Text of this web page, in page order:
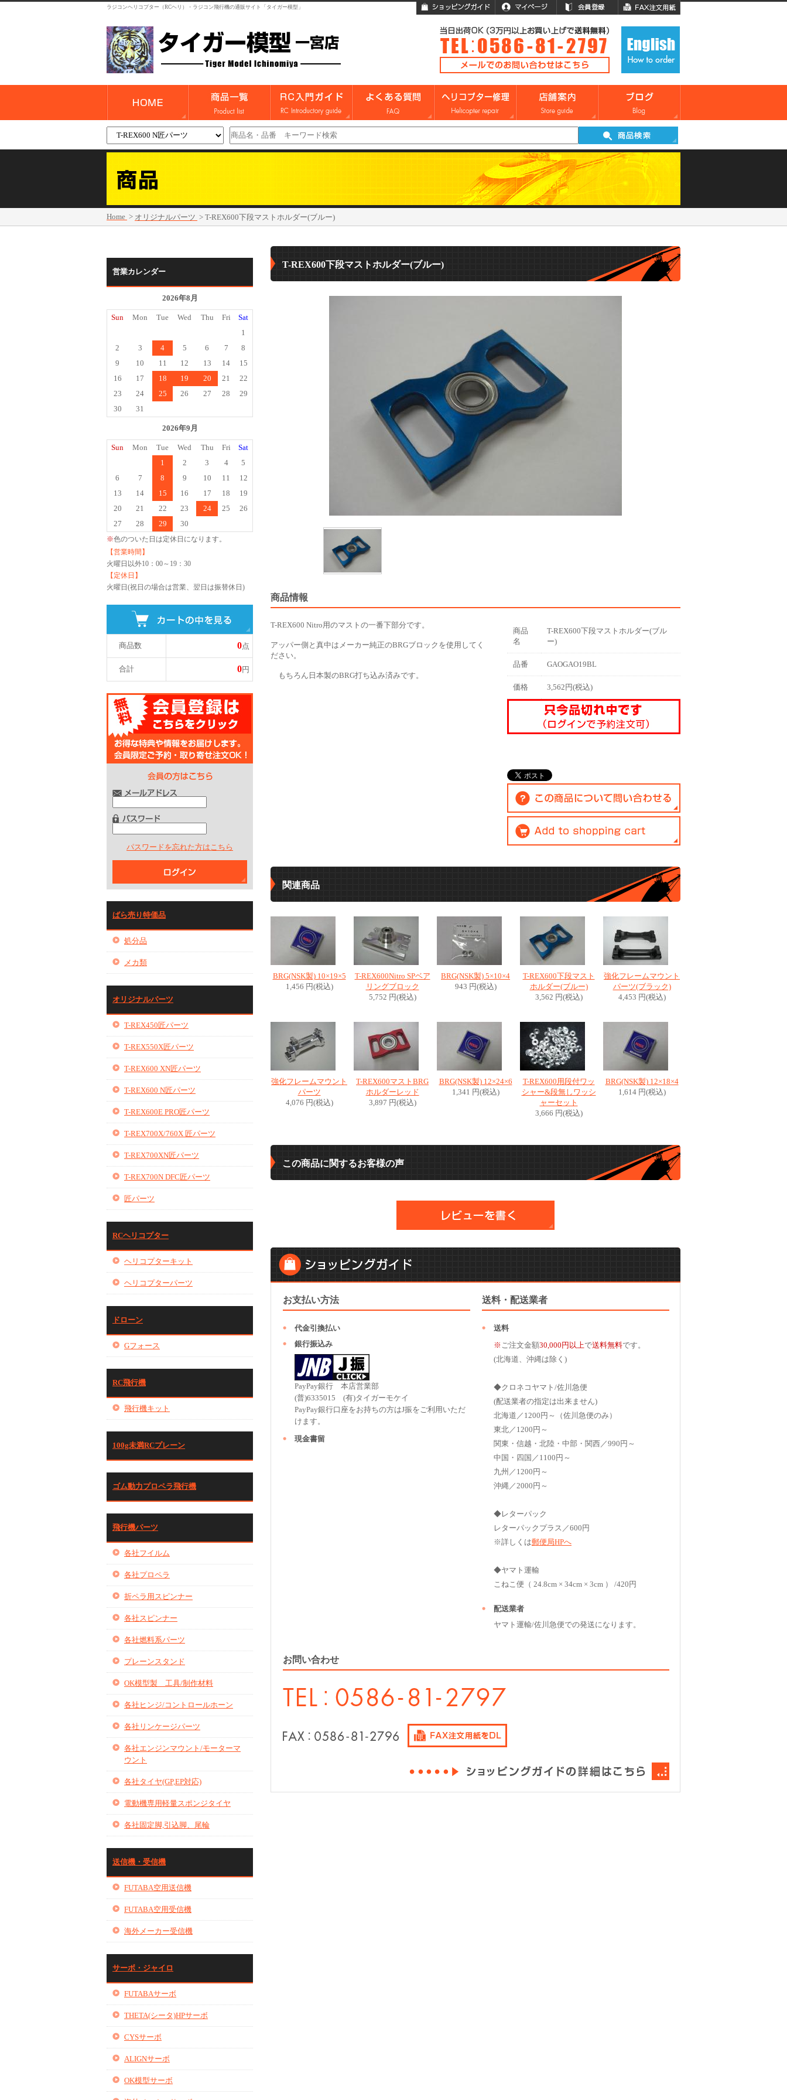
ラジコンヘリコプター（RCヘリ）・ラジコン飛行機の通販サイト「タイガー模型」
Home > オリジナルパーツ > T-REX600下段マストホルダー(ブルー)
営業カレンダー
2026年8月
Sun Mon Tue Wed Thu Fri
Sat
1
2
3 4 5 6 7
8
9
10 11 12 13 14
15
16
17 18 19 20 21
22
23
24 25 26 27 28
29
30
31
2026年9月
Sun Mon Tue Wed Thu Fri
Sat
1
2 3 4
5
6
7 8 9 10 11
12
13
14 15 16 17 18
19
20
21 22 23 24 25
26
27
28 29 30
※色のついた日は定休日になります。
【営業時間】
火曜日以外10：00～19：30
【定休日】
火曜日(祝日の場合は営業、翌日は振替休日)
商品数 0点
合計 0円
パスワードを忘れた方はこちら
ばら売り特価品
処分品
メカ類
オリジナルパーツ
T-REX450匠パーツ
T-REX550X匠パーツ
T-REX600 XN匠パーツ
T-REX600 N匠パーツ
T-REX600E PRO匠パーツ
T-REX700X/760X 匠パーツ
T-REX700XN匠パーツ
T-REX700N DFC匠パーツ
匠パーツ
RCヘリコプター
ヘリコプターキット
ヘリコプターパーツ
ドローン
Gフォース
RC飛行機
飛行機キット
100g未満RCプレーン
ゴム動力プロペラ飛行機
飛行機パーツ
各社フイルム
各社プロペラ
折ペラ用スピンナー
各社スピンナー
各社燃料系パーツ
プレーンスタンド
OK模型製 工具/制作材料
各社ヒンジ/コントロールホーン
各社リンケージパーツ
各社エンジンマウント/モーターマ
ウント
各社タイヤ(GP,EP対応)
電動機専用軽量スポンジタイヤ
各社固定脚,引込脚、尾輪
送信機・受信機
FUTABA空用送信機
FUTABA空用受信機
海外メーカー受信機
サーボ・ジャイロ
FUTABAサーボ
THETA(シータ)HPサーボ
CYSサーボ
ALIGNサーボ
OK模型サーボ
T-REX600下段マストホルダー(ブルー)
商品情報
T-REX600 Nitro用のマストの一番下部分です。
アッパー側と真中はメーカー純正のBRGブロックを使用してく
ださい。
もちろん日本製のBRG打ち込み済みです。
商品
名
T-REX600下段マストホルダー(ブル
ー)
品番 GAOGAO19BL
価格 3,562円(税込)
関連商品
BRG(NSK製) 10×19×5
1,456 円(税込)
T-REX600Nitro SPベア
リングブロック
5,752 円(税込)
BRG(NSK製) 5×10×4
943 円(税込)
T-REX600下段マスト
ホルダー(ブルー)
3,562 円(税込)
強化フレームマウント
パーツ(ブラック)
4,453 円(税込)
強化フレームマウント
パーツ
4,076 円(税込)
T-REX600マストBRG
ホルダーレッド
3,897 円(税込)
BRG(NSK製) 12×24×6
1,341 円(税込)
T-REX600用段付ワッ
シャー&段無しワッシ
ャーセット
3,666 円(税込)
BRG(NSK製) 12×18×4
1,614 円(税込)
この商品に関するお客様の声
お支払い方法
代金引換払い
銀行振込み
PayPay銀行 本店営業部
(普)6335015 (有)タイガーモケイ
PayPay銀行口座をお持ちの方はJ振をご利用いただ
けます。
現金書留
送料・配送業者
送料
※ ご注文金額30,000円以上で送料無料です。
(北海道、沖縄は除く)
◆クロネコヤマト/佐川急便
(配送業者の指定は出来ません)
北海道／1200円～（佐川急便のみ）
東北／1200円～
関東・信越・北陸・中部・関西／990円～
中国・四国／1100円～
九州／1200円～
沖縄／2000円～
◆レターパック
レターパックプラス／600円
※詳しくは郵便局HPへ
◆ヤマト運輸
こねこ便（ 24.8cm × 34cm × 3cm ） /420円
配送業者
ヤマト運輸/佐川急便での発送になります。
お問い合わせ